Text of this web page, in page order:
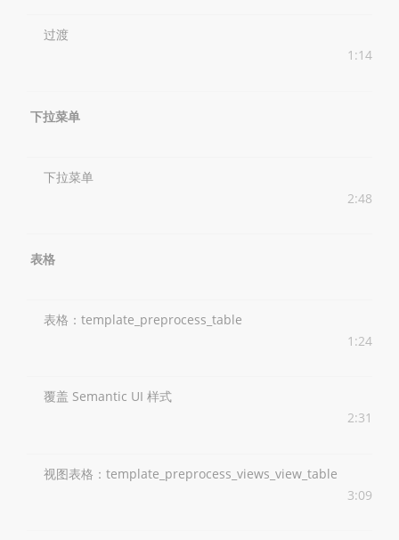
过渡
1:14
下拉菜单
下拉菜单
2:48
表格
表格：template_preprocess_table
1:24
覆盖 Semantic UI 样式
2:31
视图表格：template_preprocess_views_view_table
3:09